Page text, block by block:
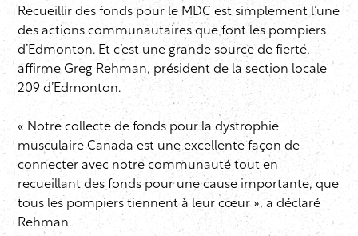
Recueillir des fonds pour le MDC est simplement l’une
des actions communautaires que font les pompiers
d’Edmonton. Et c’est une grande source de fierté,
affirme Greg Rehman, président de la section locale
209 d’Edmonton.
« Notre collecte de fonds pour la dystrophie
musculaire Canada est une excellente façon de
connecter avec notre communauté tout en
recueillant des fonds pour une cause importante, que
tous les pompiers tiennent à leur cœur », a déclaré
Rehman.